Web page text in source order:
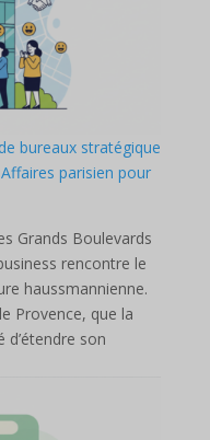
bureaux stratégique
parisien pour
Grands Boulevards
rencontre le
haussmannienne.
Provence, que la
d’étendre son